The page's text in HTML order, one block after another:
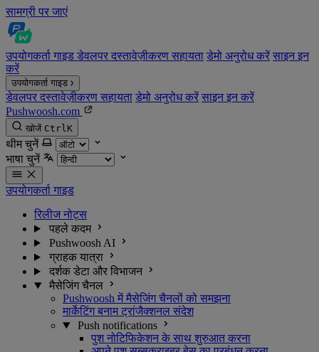
सामग्री पर जाएं
उपयोगकर्ता गाइड डेवलपर दस्तावेज़ीकरण सहायता डेमो अनुरोध करें साइन इन
करें
उपयोगकर्ता गाइड
डेवलपर दस्तावेज़ीकरण सहायता डेमो अनुरोध करें साइन इन करें
Pushwoosh.com
खोजें CtrlK
थीम चुनें
भाषा चुनें
उपयोगकर्ता गाइड
रिलीज नोट्स
पहले कदम
Pushwoosh AI
ग्राहक यात्रा
दर्शक डेटा और विभाजन
मैसेजिंग चैनल
Pushwoosh में मैसेजिंग चैनलों को समझना
मार्केटिंग बनाम ट्रांजैक्शनल संदेश
Push notifications
पुश नोटिफिकेशन के साथ शुरुआत करना